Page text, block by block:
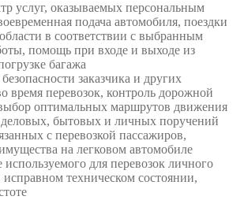
услуг, оказываемых персональным
подача автомобиля, поездки
в соответствии с выбранным
помощь при входе и выходе из
багажа
заказчика и других
время перевозок, контроль дорожной
оптимальных маршрутов движения
бытовых и личных поручений
с перевозкой пассажиров,
на легковом автомобиле
для перевозок личного
исправном техническом состоянии,